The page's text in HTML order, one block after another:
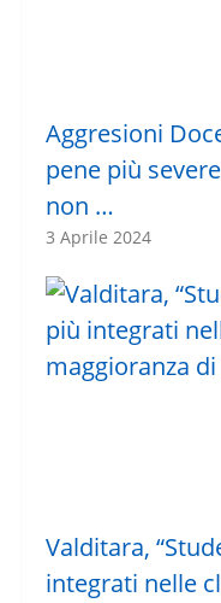
Aggresioni
pene più
non …
3 Aprile 2024
Valditara,
integrati nelle